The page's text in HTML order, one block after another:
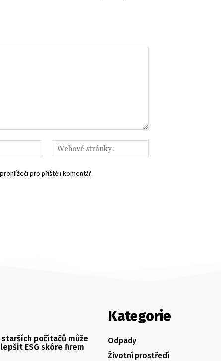
Email:*
stránky:
pro příště i komentář.
starších počítačů může
ESG skóre firem
Kategorie
Odpady
Životní prostředí